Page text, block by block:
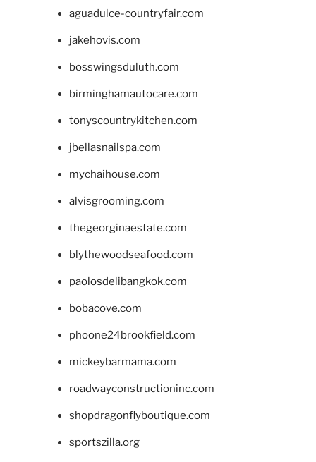
aguadulce-countryfair.com
jakehovis.com
bosswingsduluth.com
birminghamautocare.com
tonyscountrykitchen.com
jbellasnailspa.com
mychaihouse.com
alvisgrooming.com
thegeorginaestate.com
blythewoodseafood.com
paolosdelibangkok.com
bobacove.com
phoone24brookfield.com
mickeybarmama.com
roadwayconstructioninc.com
shopdragonflyboutique.com
sportszilla.org